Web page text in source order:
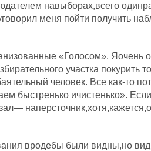
навыборах,всего
меня пойти получить
«Голосом». Яочень
участка покурить
человек. Все как-то
быстренько ичистенько».
вродебы были видны,но